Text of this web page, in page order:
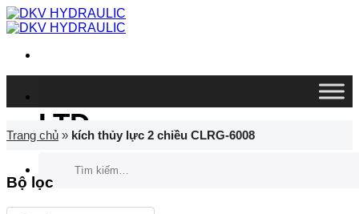
Chuyển
đến
dung
LTD
Trang chủ » kích thủy lực 2 chiều CLRG-6008
Bộ lọc